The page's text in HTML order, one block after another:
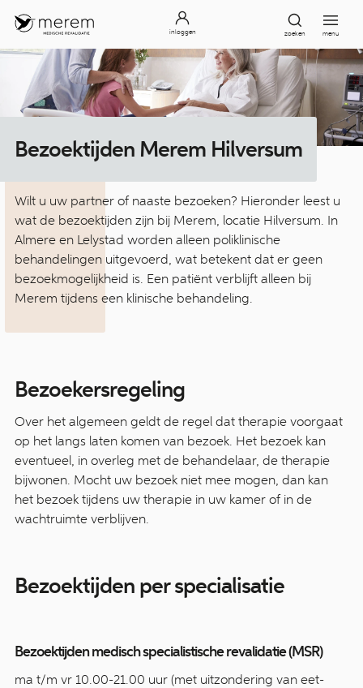
inloggen zoeken menu
Bezoektijden Merem Hilversum
Wilt u uw partner of naaste bezoeken? Hieronder leest u
wat de bezoektijden zijn bij Merem, locatie Hilversum. In
Almere en Lelystad worden alleen poliklinische
behandelingen uitgevoerd, wat betekent dat er geen
bezoekmogelijkheid is. Een patiënt verblijft alleen bij
Merem tijdens een klinische behandeling.
Bezoekersregeling
Over het algemeen geldt de regel dat therapie voorgaat
op het langs laten komen van bezoek. Het bezoek kan
eventueel, in overleg met de behandelaar, de therapie
bijwonen. Mocht uw bezoek niet mee mogen, dan kan
het bezoek tijdens uw therapie in uw kamer of in de
wachtruimte verblijven.
Bezoektijden per specialisatie
Bezoektijden medisch specialistische revalidatie (MSR)
ma t/m vr 10.00-21.00 uur (met uitzondering van eet-